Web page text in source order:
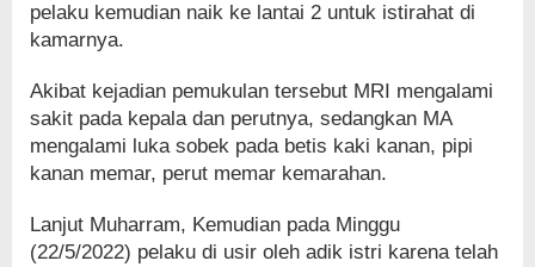
pelaku kemudian naik ke lantai 2 untuk istirahat di
kamarnya.
Akibat kejadian pemukulan tersebut MRI mengalami
sakit pada kepala dan perutnya, sedangkan MA
mengalami luka sobek pada betis kaki kanan, pipi
kanan memar, perut memar kemarahan.
Lanjut Muharram, Kemudian pada Minggu
(22/5/2022) pelaku di usir oleh adik istri karena telah